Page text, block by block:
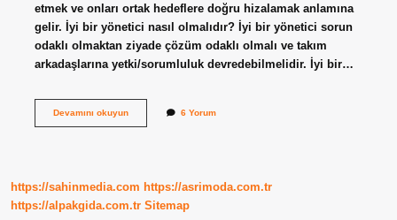
etmek ve onları ortak hedeflere doğru hizalamak anlamına
gelir. İyi bir yönetici nasıl olmalıdır? İyi bir yönetici sorun
odaklı olmaktan ziyade çözüm odaklı olmalı ve takım
arkadaşlarına yetki/sorumluluk devredebilmelidir. İyi bir…
Devamını okuyunIş
Gereken
Nelerdir
6 Yorum
https://sahinmedia.com https://asrimoda.com.tr
https://alpakgida.com.tr Sitemap